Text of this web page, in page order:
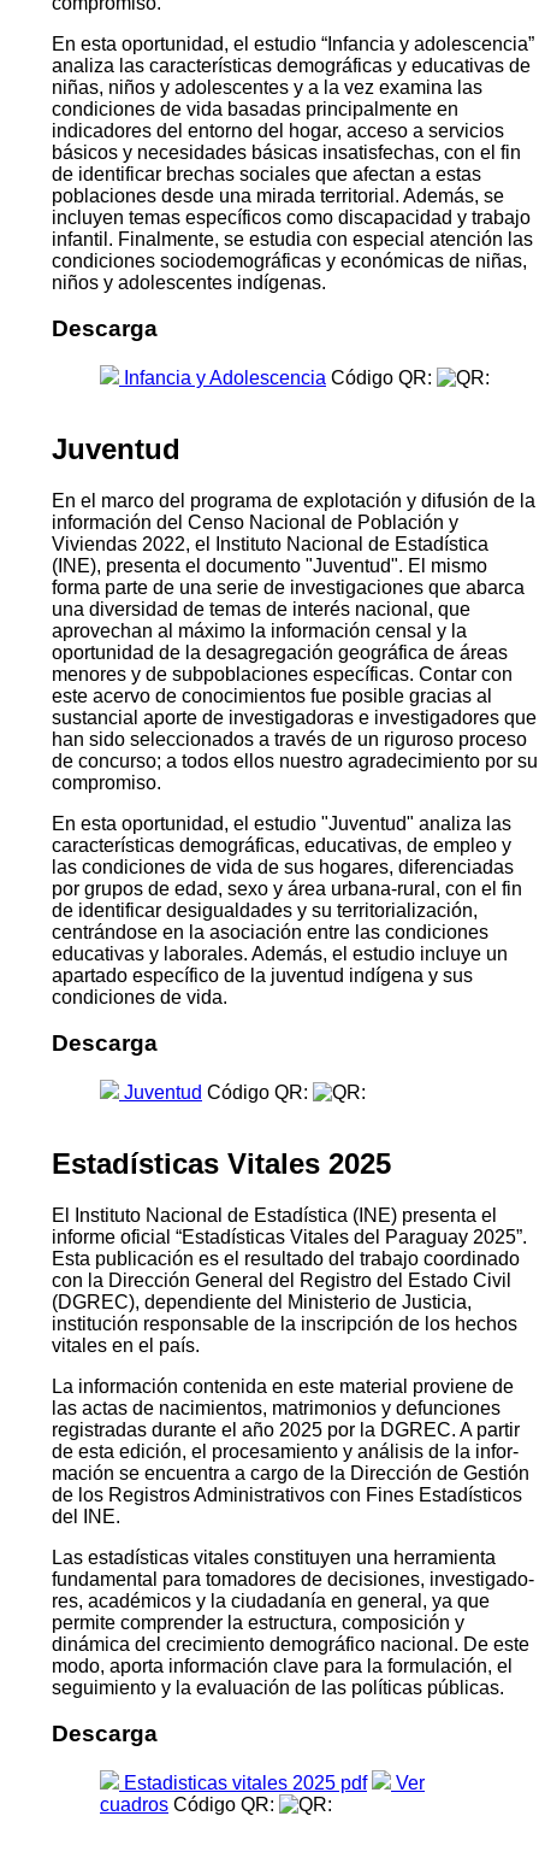
En esta oportunidad, el estudio “Infancia y adolescencia”
analiza las características demográficas y educativas de
niñas, niños y adolescentes y a la vez examina las
condiciones de vida basadas principalmente en
indicadores del entorno del hogar, acceso a servicios
básicos y necesidades básicas insatisfechas, con el fin
de identificar brechas sociales que afectan a estas
poblaciones desde una mirada territorial. Además, se
incluyen temas específicos como discapacidad y trabajo
infantil. Finalmente, se estudia con especial atención las
condiciones sociodemográficas y económicas de niñas,
niños y adolescentes indígenas.
Descarga
Infancia y Adolescencia Código QR:
Juventud
En el marco del programa de explotación y difusión de la
información del Censo Nacional de Población y
Viviendas 2022, el Instituto Nacional de Estadística
(INE), presenta el documento "Juventud". El mismo
forma parte de una serie de investigaciones que abarca
una diversidad de temas de interés nacional, que
aprovechan al máximo la información censal y la
oportunidad de la desagregación geográfica de áreas
menores y de subpoblaciones específicas. Contar con
este acervo de conocimientos fue posible gracias al
sustancial aporte de investigadoras e investigadores que
han sido seleccionados a través de un riguroso proceso
de concurso; a todos ellos nuestro agradecimiento por su
compromiso.
En esta oportunidad, el estudio "Juventud" analiza las
características demográficas, educativas, de empleo y
las condiciones de vida de sus hogares, diferenciadas
por grupos de edad, sexo y área urbana-rural, con el fin
de identificar desigualdades y su territorialización,
centrándose en la asociación entre las condiciones
educativas y laborales. Además, el estudio incluye un
apartado específico de la juventud indígena y sus
condiciones de vida.
Descarga
Juventud Código QR:
Estadísticas Vitales 2025
El Instituto Nacional de Estadística (INE) presenta el
informe oficial “Estadísticas Vitales del Paraguay 2025”.
Esta publicación es el resultado del trabajo coordinado
con la Dirección General del Registro del Estado Civil
(DGREC), dependiente del Ministerio de Justicia,
institución responsable de la inscripción de los hechos
vitales en el país.
La información contenida en este material proviene de
las actas de nacimientos, matrimonios y defunciones
registradas durante el año 2025 por la DGREC. A partir
de esta edición, el procesamiento y análisis de la infor­
mación se encuentra a cargo de la Dirección de Gestión
de los Registros Administrativos con Fines Estadísticos
del INE.
Las estadísticas vitales constituyen una herramienta
fundamental para tomadores de decisiones, investigado­
res, académicos y la ciudadanía en general, ya que
permite comprender la estructura, composición y
dinámica del crecimiento demográfico nacional. De este
modo, aporta información clave para la formulación, el
segui­miento y la evaluación de las políticas públicas.
Descarga
Estadisticas vitales 2025 pdf
Ver
cuadros Código QR: